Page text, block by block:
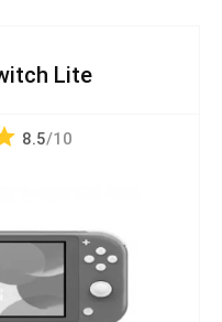
Lite
8.5/10